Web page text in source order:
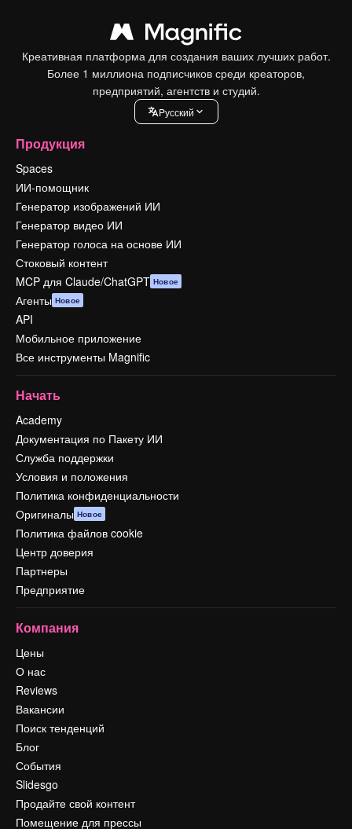
Креативная платформа для создания ваших лучших работ.
Более 1 миллиона подписчиков среди креаторов,
предприятий, агентств и студий.
Pусский
Продукция
Spaces
ИИ-помощник
Генератор изображений ИИ
Генератор видео ИИ
Генератор голоса на основе ИИ
Стоковый контент
MCP для Claude/ChatGPT Новое
Агенты Новое
API
Мобильное приложение
Все инструменты Magnific
Начать
Academy
Документация по Пакету ИИ
Служба поддержки
Условия и положения
Политика конфиденциальности
Оригиналы Новое
Политика файлов cookie
Центр доверия
Партнеры
Предприятие
Компания
Цены
О нас
Reviews
Вакансии
Поиск тенденций
Блог
События
Slidesgo
Продайте свой контент
Помещение для прессы